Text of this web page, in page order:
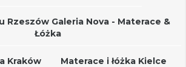
Rzeszów Galeria Nova - Materace &
Łóżka
Kraków Materace i łóżka Kielce